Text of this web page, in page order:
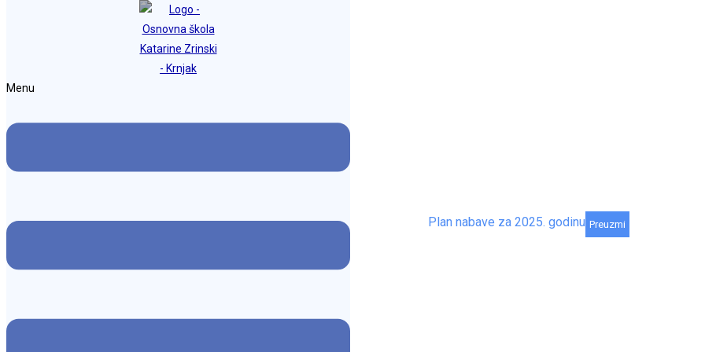
Osnovna škola Katarine Zrinski Krnjak
Menu
Plan nabave za 2025. godinu Preuzmi
Možda nešto kao
Plan nabave 2023 – izmjene